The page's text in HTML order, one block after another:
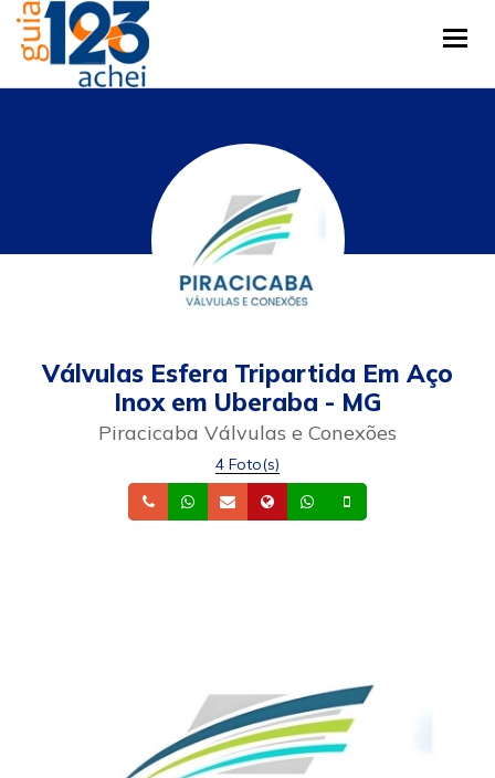
Válvulas Esfera Tripartida Em Aço
Inox em Uberaba - MG
Piracicaba Válvulas e Conexões
4 Foto(s)
TelefoneWhatsapp
Email Site Whatsapp